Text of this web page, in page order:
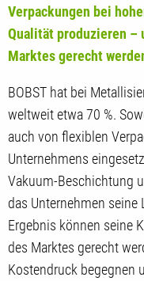
Verpackungen bei
Qualität produzieren –
Marktes gerecht
BOBST hat bei
weltweit etwa 70 %.
auch von flexiblen
Unternehmens
Vakuum-Beschichtung
das Unternehmen
Ergebnis können seine
des Marktes gerecht
Kostendruck begegnen